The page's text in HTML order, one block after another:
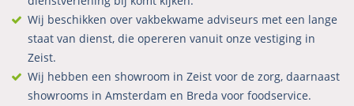
Wij beschikken over vakbekwame adviseurs met een lange
staat van dienst, die opereren vanuit onze vestiging in
Zeist.
Wij hebben een showroom in Zeist voor de zorg, daarnaast
showrooms in Amsterdam en Breda voor foodservice.